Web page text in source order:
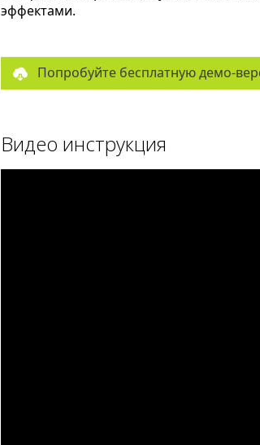
эффектами.
Попробуйте бесплатную демо-
Видео инструкция